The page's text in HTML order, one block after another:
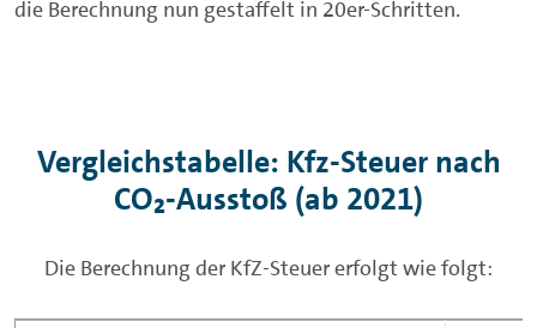
die Berechnung nun gestaffelt in 20er-Schritten.
Vergleichstabelle: Kfz-Steuer nach
CO₂-Ausstoß (ab 2021)
Die Berechnung der KfZ-Steuer erfolgt wie folgt: